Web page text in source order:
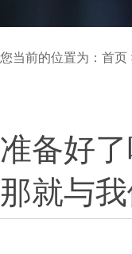
您当前的位置为： 首页
准备好了
那就与